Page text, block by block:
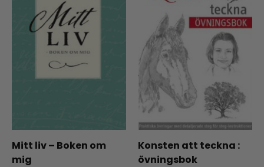
Mitt liv – Boken om
mig
Konsten att teckna :
övningsbok